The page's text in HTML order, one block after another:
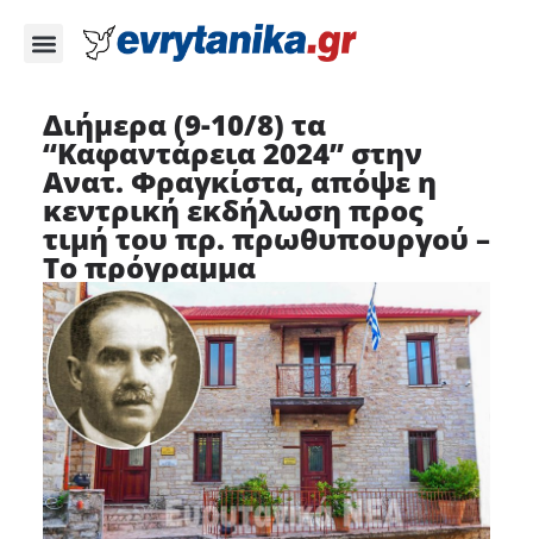
Διήμερα (9-10/8) τα
“Καφαντάρεια 2024” στην
Ανατ. Φραγκίστα, απόψε η
κεντρική εκδήλωση προς
τιμή του πρ. πρωθυπουργού –
Το πρόγραμμα